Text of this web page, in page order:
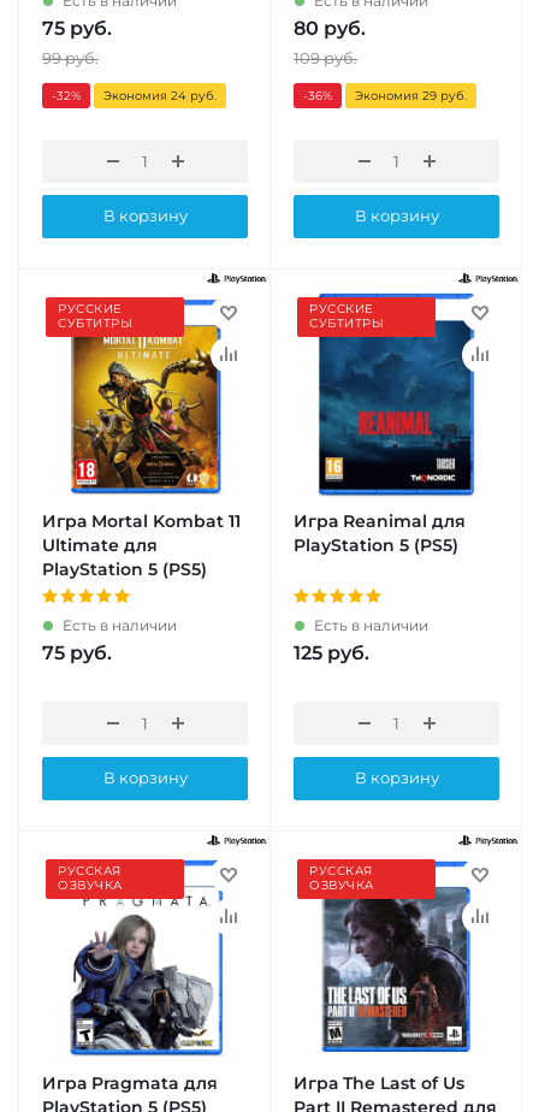
75 руб.
99руб.
-32% Экономия 24 руб.
В корзину
80 руб.
109руб.
-36% Экономия 29 руб.
В корзину
РУССКИЕ
СУБТИТРЫ
Игра Mortal Kombat 11
Ultimate для
PlayStation 5 (PS5)
Есть в наличии
75 руб.
В корзину
РУССКИЕ
СУБТИТРЫ
Игра Reanimal для
PlayStation 5 (PS5)
Есть в наличии
125 руб.
В корзину
РУССКАЯ
ОЗВУЧКА
Игра Pragmata для
PlayStation 5 (PS5)
РУССКАЯ
ОЗВУЧКА
Игра The Last of Us
Part II Remastered для